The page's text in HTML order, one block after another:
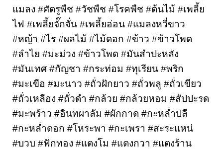
แมลง #ศัตรูพืช #วัชพืช #โรคพืช #ต้นไม้ #เพลี้ย
ไฟ #เพลี้ยจั๊กจั่น #เพลี้ยอ่อน #แมลงหวี่ขาว
#หญ้า #ไร #ผลไม้ #ไม้ดอก #ข้าว #ข้าวโพด
#ลำไย #มะม่วง #ข้าวโพด #มันสำปะหลัง
#มันเทศ #กัญชา #กระท่อม #ทุเรียน #พริก
#มะเขือ #มะนาว #ถั่วฝักยาว #ถั่วพลู #ถั่วเขียว
#ถั่วเหลือง #ถั่วดำ #กล้วย #กล้วยหอม #สัปปะรด
#มะพร้าว #อินทผาลัม #ผักกาด #กะหล่ำปลี
#กะหล่ำดอก #โหระพา #กะเพรา #สะระแหน่
#บวบ #ฟักทอง #แตงโม #แตงกวา #แตงร้าน